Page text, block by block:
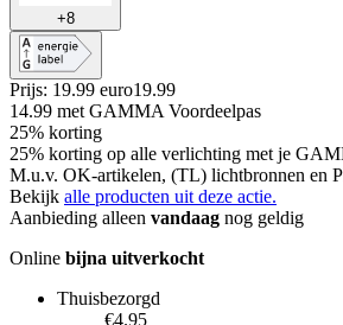
+8
Prijs: 19.99 euro19.99
14.99 met GAMMA Voordeelpas
25% korting
25% korting op alle verlichting met je
M.u.v. OK-artikelen, (TL) lichtbronnen en
Bekijk alle producten uit deze actie.
Aanbieding alleen vandaag nog geldig
Online bijna uitverkocht
Thuisbezorgd
€4.95